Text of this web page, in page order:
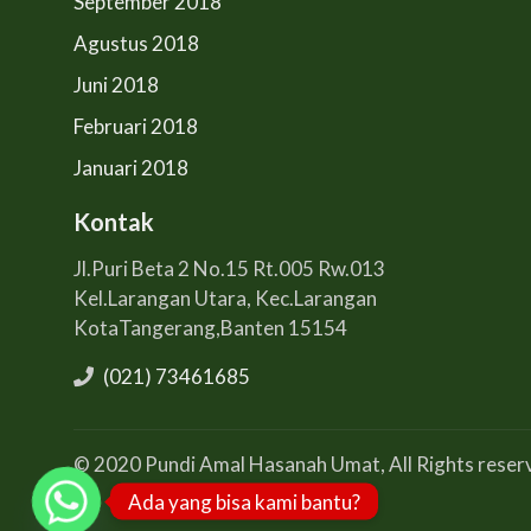
Agustus 2018
Juni 2018
Februari 2018
Januari 2018
Kontak
Jl.Puri Beta 2 No.15 Rt.005 Rw.013
Kel.Larangan Utara, Kec.Larangan
KotaTangerang,Banten 15154
(021) 73461685
© 2020 Pundi Amal Hasanah Umat, All Rights
Ada yang bisa kami bantu?